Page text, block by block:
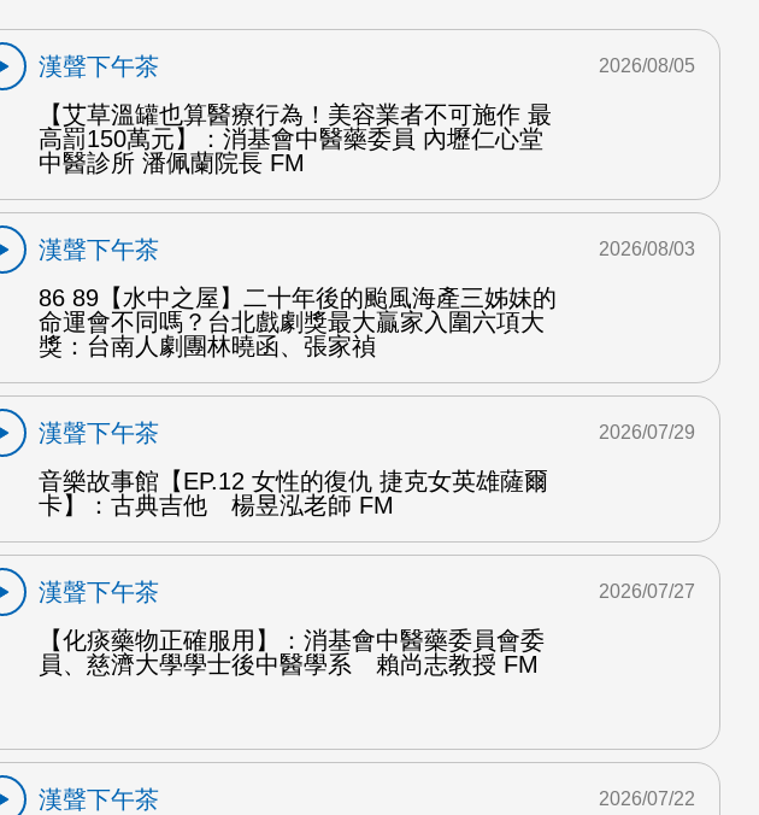
漢聲下午茶
【艾草溫罐也算醫療行為！美容業者不可施作 最
高罰150萬元】：消基會中醫藥委員 內壢仁心堂
中醫診所 潘佩蘭院長 FM
2026/08/05
漢聲下午茶
86 89【水中之屋】二十年後的颱風海產三姊妹的
命運會不同嗎？台北戲劇獎最大贏家入圍六項大
獎：台南人劇團林曉函、張家禎
2026/08/03
漢聲下午茶
音樂故事館【EP.12 女性的復仇 捷克女英雄薩爾
卡】：古典吉他 楊昱泓老師 FM
2026/07/29
漢聲下午茶
【化痰藥物正確服用】：消基會中醫藥委員會委
員、慈濟大學學士後中醫學系 賴尚志教授 FM
2026/07/27
漢聲下午茶
2026/07/22